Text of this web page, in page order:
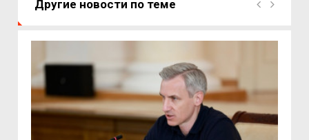
Другие новости по теме